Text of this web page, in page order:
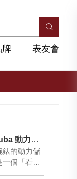
牌 表友會
Favre Leuba 動力儲存不再隱藏
錶的動力儲
個「看不